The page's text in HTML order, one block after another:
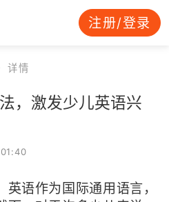
注册/登录
详情
，激发少儿英语兴
语作为国际通用语言，